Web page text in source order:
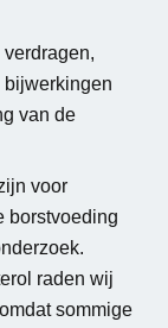
bijwerkingen
van de
voor
borstvoeding
raden wij
sommige